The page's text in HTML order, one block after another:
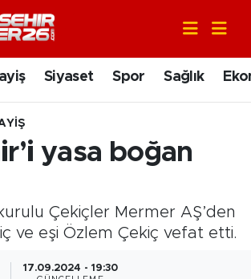
Siyaset Spor Sağlık
yasa boğan
Çekiçler Mermer AŞ’den
ve eşi Özlem Çekiç vefat etti.
17.09.2024 - 19:30
Durumu ve Fikstür
Haberleri